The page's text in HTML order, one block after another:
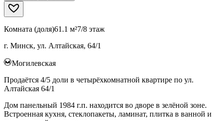
Комната (доля)61.1 м²7/8 этаж
г. Минск, ул. Алтайская, 64/1
Могилевская
Продаётся 4/5 доли в четырёхкомнатной квартире по ул.
Алтайская 64/1
Дом панельный 1984 г.п. находится во дворе в зелёной зоне.
Встроенная кухня, стеклопакеты, ламинат, плитка в ванной и